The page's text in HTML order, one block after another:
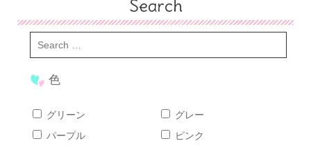
Search
色
グリーン
グレー
パープル
ピンク